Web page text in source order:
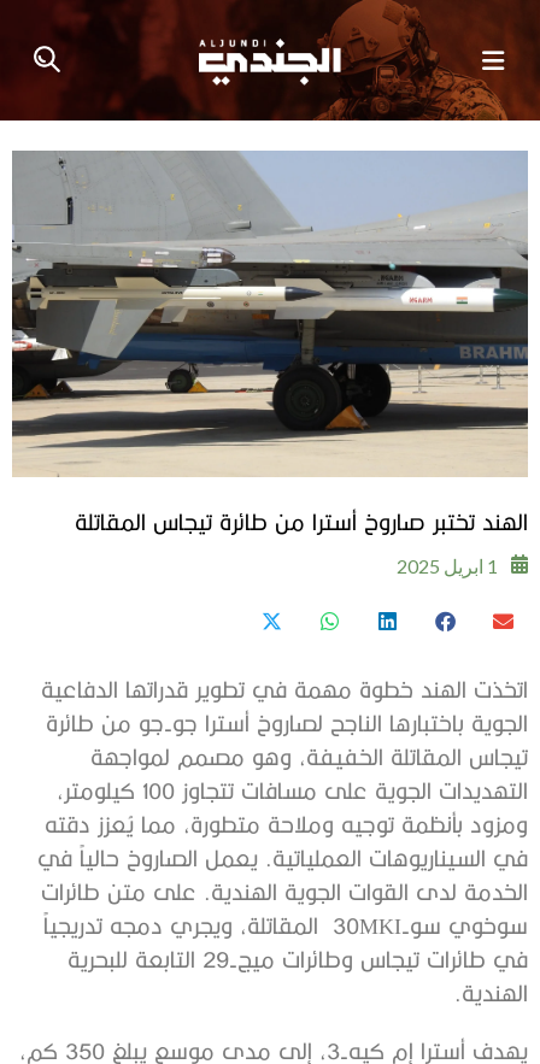
الهند تختبر صاروخ أسترا من طائرة تيجاس المقاتلة
1 ابريل 2025
اتخذت الهند خطوة مهمة في تطوير قدراتها الدفاعية
الجوية باختبارها الناجح لصاروخ أسترا جو-جو من طائرة
تيجاس المقاتلة الخفيفة، وهو مصمم لمواجهة
التهديدات الجوية على مسافات تتجاوز 100 كيلومتر،
ومزود بأنظمة توجيه وملاحة متطورة، مما يُعزز دقته
في السيناريوهات العملياتية. يعمل الصاروخ حالياً في
الخدمة لدى القوات الجوية الهندية. على متن طائرات
سوخوي سو-30MKI المقاتلة، ويجري دمجه تدريجياً
في طائرات تيجاس وطائرات ميج-29 التابعة للبحرية
الهندية.
يهدف أسترا إم كيه-3، إلى مدى موسع يبلغ 350 كم،